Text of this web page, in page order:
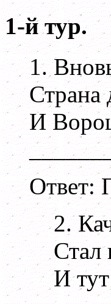
1-й тур.
1.
Страна
И
Ответ:
2.
Стал
И